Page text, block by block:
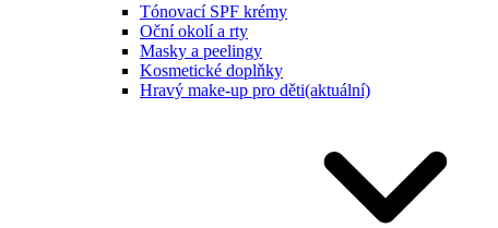
Tónovací SPF krémy
Oční okolí a rty
Masky a peelingy
Kosmetické doplňky
Hravý make-up pro děti(aktuální)